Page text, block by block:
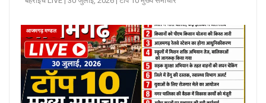
आजमगढ़ मण्डल